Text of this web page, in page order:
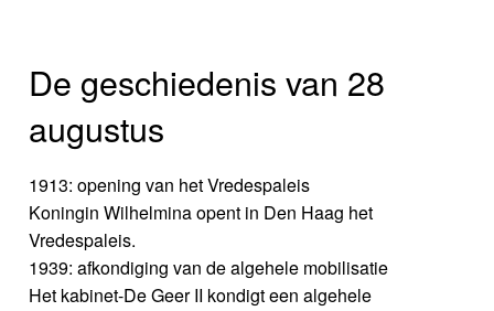
De geschiedenis van 28
augustus
1913: opening van het Vredespaleis
Koningin Wilhelmina opent in Den Haag het
Vredespaleis.
1939: afkondiging van de algehele mobilisatie
Het kabinet-De Geer II kondigt een algehele